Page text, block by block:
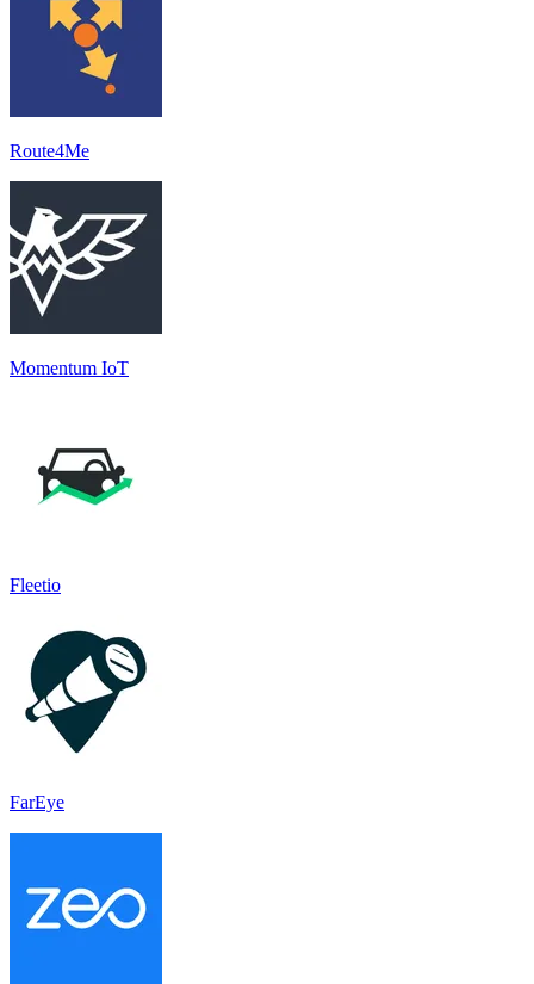
Route4Me
Momentum IoT
Fleetio
FarEye